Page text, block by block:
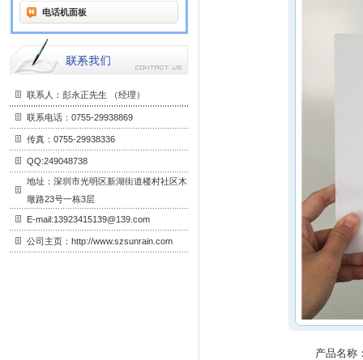
电话机面板
联系人：彭永正先生 （经理）
联系电话：0755-29938869
传真：0755-29938336
QQ:249048738
地址：深圳市光明区新湖街道楼村社区木
墩路23号一栋3层
E-mail:13923415139@139.com
公司主页：http://www.szsunrain.com
产品名称